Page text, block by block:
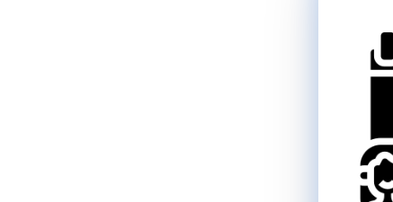
● كفيل واحد